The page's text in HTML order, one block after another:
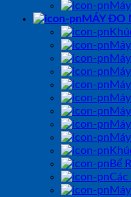
MÁY ĐO
Bể
Các